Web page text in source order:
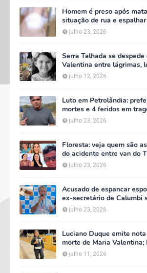
Homem é preso após
situação de rua e
corpo em Serra Talhada
julho 23, 2026
Serra Talhada se despede
Valentina entre lágrimas,
multidão que caminhou ao
julho 12, 2026
Luto em Petrolândia:
mortes e 4 feridos em
TFD e decreta três dias de
julho 23, 2026
Floresta: veja quem são
do acidente entre van do
na PE-360
julho 23, 2026
Acusado de espancar
ex-secretário de Calumbi
tentativa de feminicídio
julho 23, 2026
Luciano Duque emite
morte de Maria Valentina;
decreta luto oficial de três
Talhada
julho 11, 2026